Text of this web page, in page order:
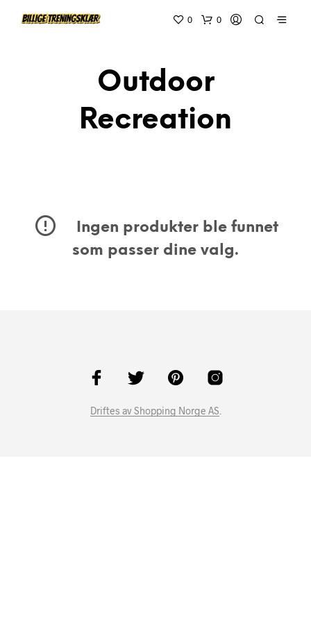
0 0
Outdoor
Recreation
Ingen produkter ble funnet
som passer dine valg.
Driftes av Shopping Norge AS